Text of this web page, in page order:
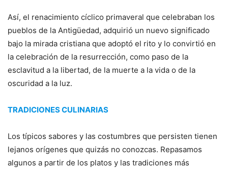
Así, el renacimiento cíclico primaveral que celebraban los
pueblos de la Antigüedad, adquirió un nuevo significado
bajo la mirada cristiana que adoptó el rito y lo convirtió en
la celebración de la resurrección, como paso de la
esclavitud a la libertad, de la muerte a la vida o de la
oscuridad a la luz.
TRADICIONES CULINARIAS
Los típicos sabores y las costumbres que persisten tienen
lejanos orígenes que quizás no conozcas. Repasamos
algunos a partir de los platos y las tradiciones más